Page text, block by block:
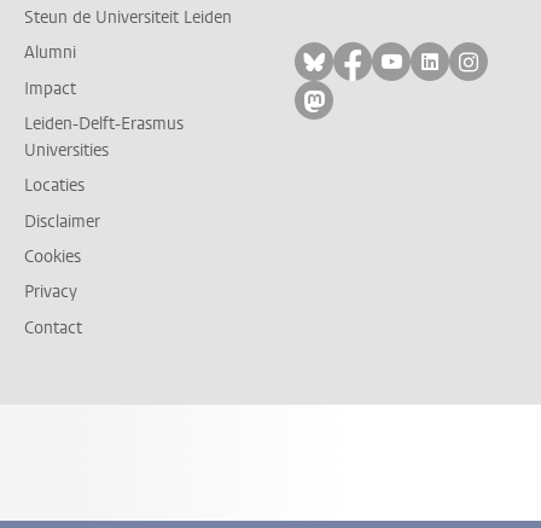
Steun de Universiteit Leiden
Alumni
Impact
Leiden-Delft-Erasmus
Universities
Locaties
Disclaimer
Cookies
Privacy
Contact
Volg ons op bluesky
Volg ons op
Volg ons op
Volg ons
Volg
Volg ons op mastodon